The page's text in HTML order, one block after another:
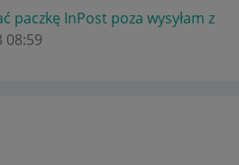
paczkę InPost poza wysyłam z
08:59